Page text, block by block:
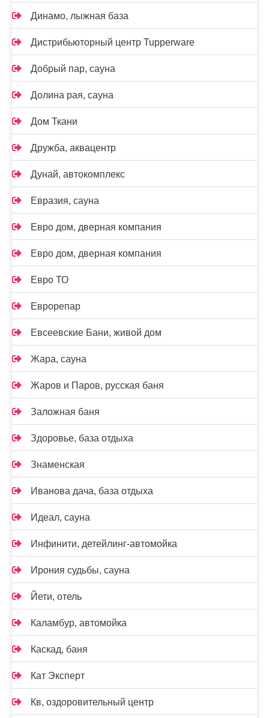
Динамо, лыжная база
Дистрибьюторный центр Tupperware
Добрый пар, сауна
Долина рая, сауна
Дом Ткани
Дружба, аквацентр
Дунай, автокомплекс
Евразия, сауна
Евро дом, дверная компания
Евро дом, дверная компания
Евро ТО
Еврорепар
Евсеевские Бани, живой дом
Жара, сауна
Жаров и Паров, русская баня
Заложная баня
Здоровье, база отдыха
Знаменская
Иванова дача, база отдыха
Идеал, сауна
Инфинити, детейлинг-автомойка
Ирония судьбы, сауна
Йети, отель
Каламбур, автомойка
Каскад, баня
Кат Эксперт
Кв, оздоровительный центр